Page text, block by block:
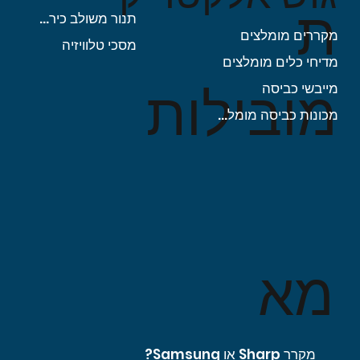
מא
מקרר Sharp או Samsung?
ת
מובילות
תנור משולב כיריים
מסכי טלוויזיה
מקררים מומלצים
מדיחי כלים מומלצים
מייבשי כביסה
מכונות כביסה מומלצות